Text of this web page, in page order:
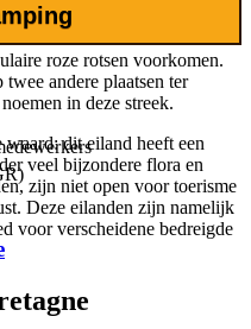
meeste stranden zijn wel erg
Granit Rose is echter een
roze rotsen voorkomen.
andere plaatsen ter
in deze streek.
dit eiland heeft een
veel bijzondere flora en
zijn niet open voor toerisme
Deze eilanden zijn namelijk
voor verscheidene bedreigde